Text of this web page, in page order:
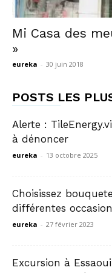
Mi Casa des
»
eureka - 30 juin 2018
POSTS LES
Alerte :
à dénoncer
eureka - 13 octobre 2025
Choisissez
différentes
eureka - 27 février 2023
Excursion à